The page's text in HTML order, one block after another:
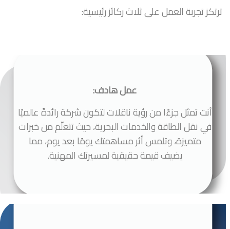
ترتكز تجربة العمل على ثلاث ركائز رئيسية:
عمل هادف:
أنت تمثل جزءًا من رؤية ناقلات لتكون شركة رائدةً عالميًا
في نقل الطاقة والخدمات البحرية، حيث تتعلّم من خبرات
متميزة، وتلمس أثر مساهمتك يومًا بعد يوم، مما
يضيف قيمة حقيقية لمسيرتك المهنية.